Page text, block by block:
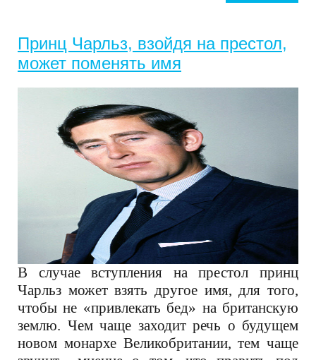
Принц Чарльз, взойдя на престол,
может поменять имя
В случае вступления на престол принц
Чарльз может взять другое имя, для того,
чтобы не «привлекать бед» на британскую
землю. Чем чаще заходит речь о будущем
новом монархе Великобритании, тем чаще